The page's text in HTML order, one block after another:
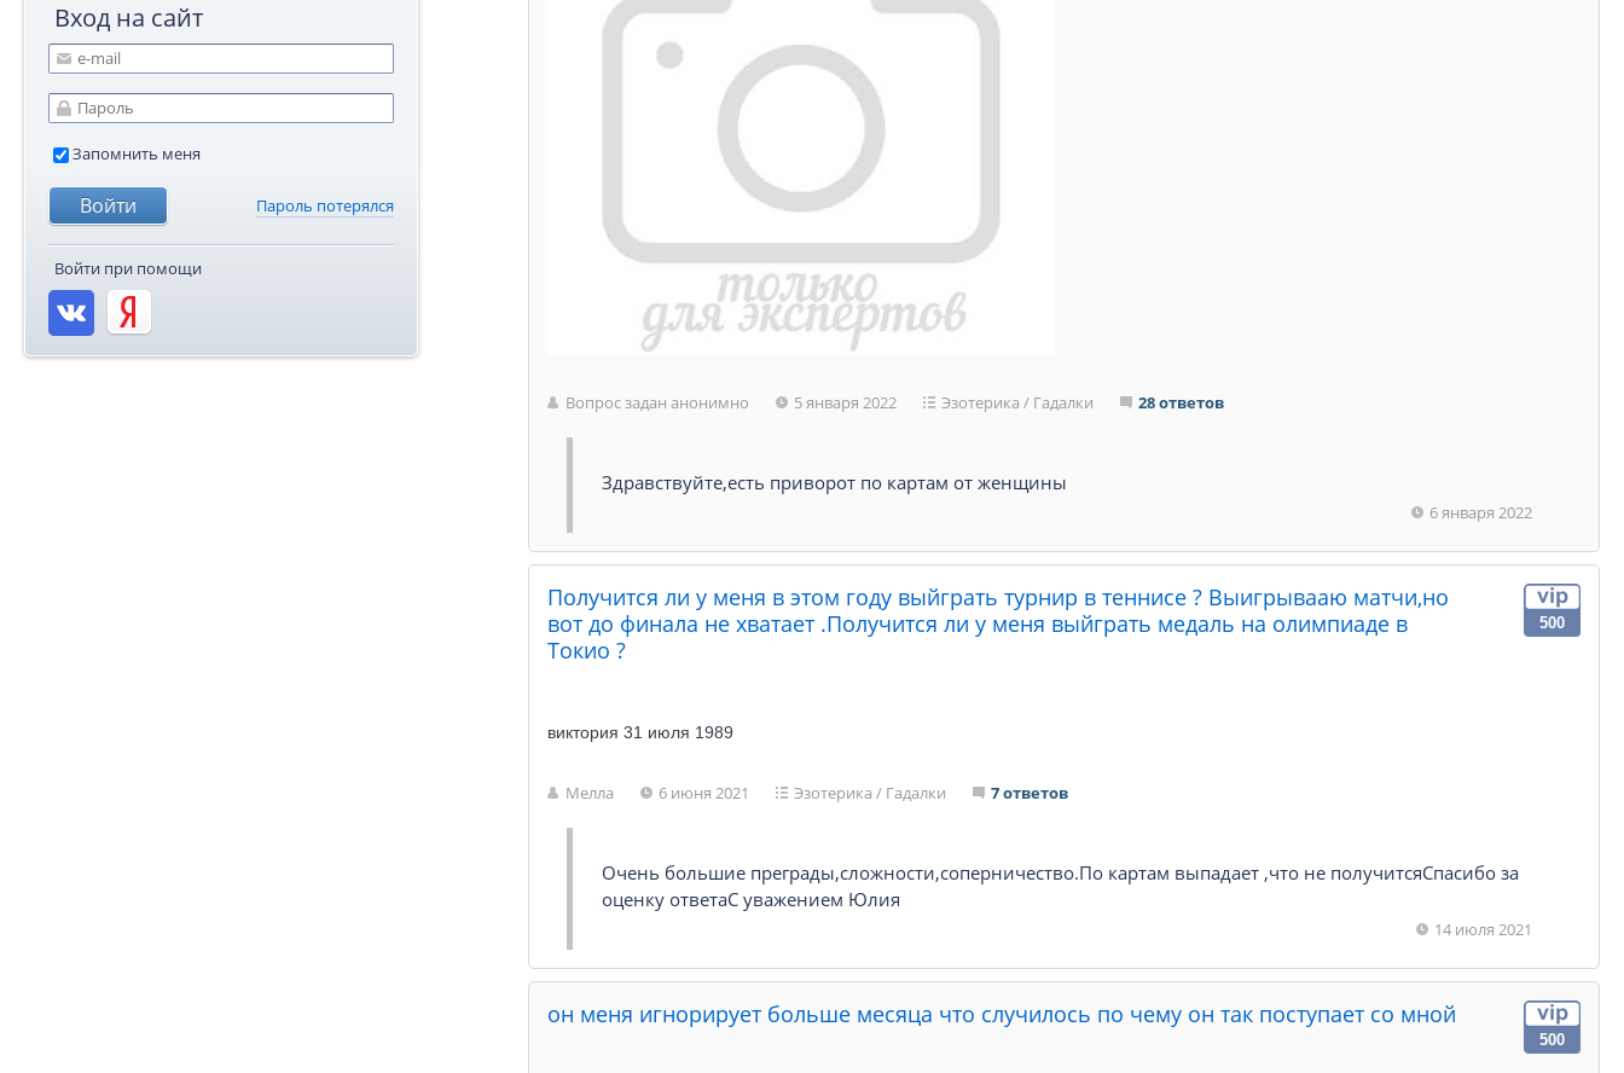
Вопрос задан анонимно 5 января 2022 Эзотерика / Гадалки 28 ответов
Здравствуйте,есть приворот по картам от женщины
6 января 2022
Получится ли у меня в этом году выйграть турнир в теннисе ? Выигрывааю матчи,но
вот до финала не хватает .Получится ли у меня выйграть медаль на олимпиаде в
Токио ?
500
виктория 31 июля 1989
Мелла 6 июня 2021 Эзотерика / Гадалки 7 ответов
Очень большие преграды,сложности,соперничество.По картам выпадает ,что не получитсяСпасибо за
оценку ответаС уважением Юлия
14 июля 2021
он меня игнорирует больше месяца что случилось по чему он так поступает со мной
500
Вход на сайт
Запомнить меня
Пароль потерялся
Войти при помощи